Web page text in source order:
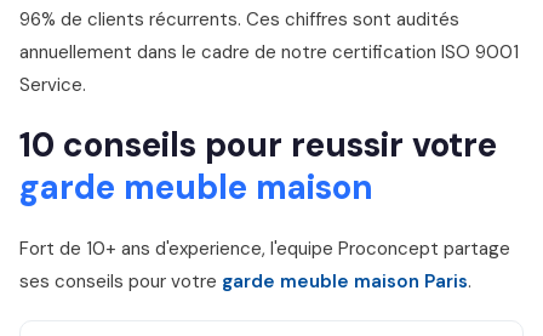
96% de clients récurrents. Ces chiffres sont audités
annuellement dans le cadre de notre certification ISO 9001
Service.
10 conseils pour reussir votre
garde meuble maison
Fort de 10+ ans d'experience, l'equipe Proconcept partage
ses conseils pour votre garde meuble maison Paris.